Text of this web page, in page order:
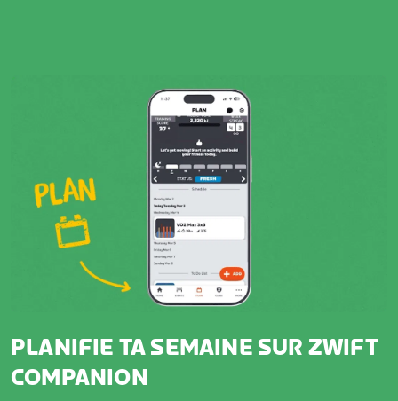
PLANIFIE TA SEMAINE SUR ZWIFT
COMPANION